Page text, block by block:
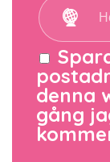
denna
gång